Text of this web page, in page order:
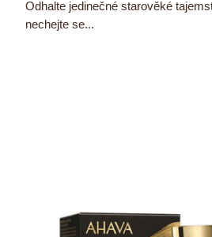
Odhalte jedinečné starověké
nechejte se...